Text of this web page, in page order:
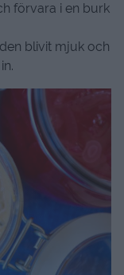
förvara i en burk
blivit mjuk och